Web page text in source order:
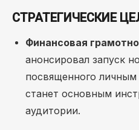
СТРАТЕГИЧЕСКИЕ
Финансовая
анонсировал запуск
посвященного
станет основным
аудитории.